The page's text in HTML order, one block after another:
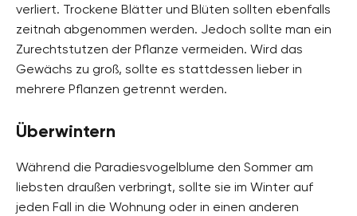
verliert. Trockene Blätter und Blüten sollten ebenfalls
zeitnah abgenommen werden. Jedoch sollte man ein
Zurechtstutzen der Pflanze vermeiden. Wird das
Gewächs zu groß, sollte es stattdessen lieber in
mehrere Pflanzen getrennt werden.
Überwintern
Während die Paradiesvogelblume den Sommer am
liebsten draußen verbringt, sollte sie im Winter auf
jeden Fall in die Wohnung oder in einen anderen